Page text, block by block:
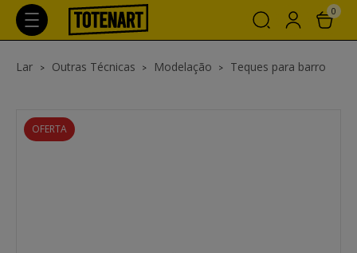
0
Lar Outras Técnicas Modelação Teques para barro
OFERTA